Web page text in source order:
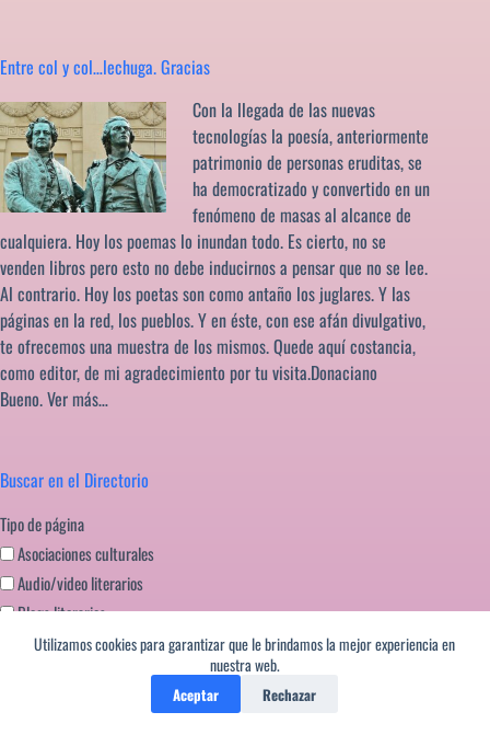
Utilizamos cookies para garantizar que le brindamos la mejor experiencia en
nuestra web.
Aceptar Rechazar
Entre col y col…lechuga. Gracias
Con la llegada de las nuevas
tecnologías la poesía, anteriormente
patrimonio de personas eruditas, se
ha democratizado y convertido en un
fenómeno de masas al alcance de
cualquiera. Hoy los poemas lo inundan todo. Es cierto, no se
venden libros pero esto no debe inducirnos a pensar que no se lee.
Al contrario. Hoy los poetas son como antaño los juglares. Y las
páginas en la red, los pueblos. Y en éste, con ese afán divulgativo,
te ofrecemos una muestra de los mismos. Quede aquí costancia,
como editor, de mi agradecimiento por tu visita.Donaciano
Bueno.Ver más…
Buscar en el Directorio
Tipo de página
Asociaciones culturales
Audio/video literarios
Blogs literarios
Editoriales literatura